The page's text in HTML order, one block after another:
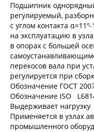
Подшипник
регулируемый,
с углом контакта
на эксплуатацию в
в опорах с большей
перекосов вала при
регулируется при
Обозначение ГОСТ
Обозначение ISO
Выдерживает
Применяется в узлах
промышленного